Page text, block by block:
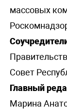
массовых
Совет
Главный
Марина